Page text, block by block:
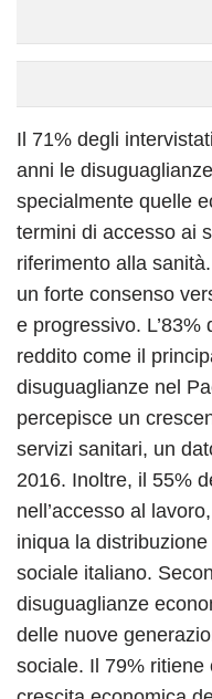
Il 71% degli
anni le
specialmente quelle
termini di accesso ai
riferimento alla
un forte consenso
e progressivo.
reddito come il
disuguaglianze nel
percepisce un
servizi sanitari, un
2016. Inoltre, il 55%
nell’accesso al
iniqua la
sociale italiano.
disuguaglianze
delle nuove
sociale. Il 79% ritiene